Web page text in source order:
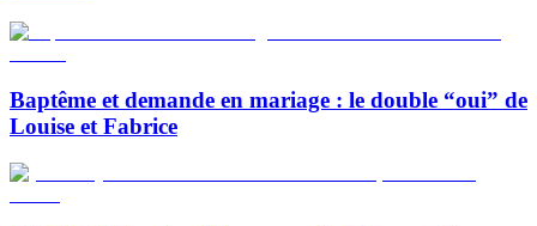
Baptême et demande en mariage : le double “oui” de
Louise et Fabrice